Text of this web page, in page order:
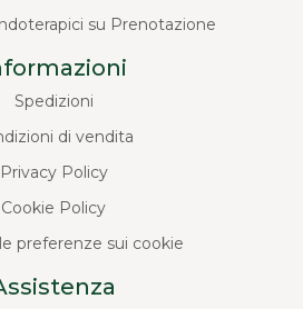
su Prenotazione
Spedizioni
di vendita
Privacy Policy
Cookie Policy
preferenze sui cookie